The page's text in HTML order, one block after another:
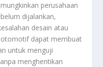
perusahaan
dijalankan,
desain atau
otomotif dapat membuat
untuk menguji
menghentikan